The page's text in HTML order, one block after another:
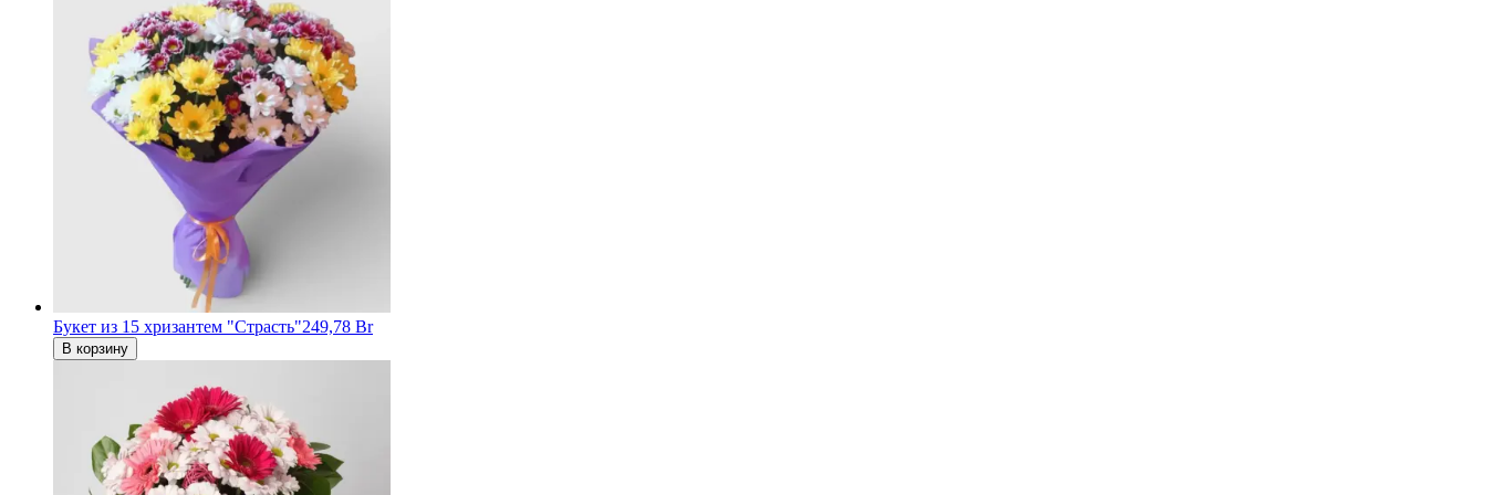
Букет из 15 хризантем "Страсть"249,78 Br
В корзину